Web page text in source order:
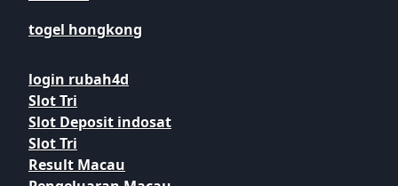
togel hongkong
login rubah4d
Slot Tri
Slot Deposit indosat
Slot Tri
Result Macau